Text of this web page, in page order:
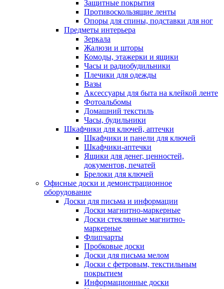
Защитные покрытия
Противоскользящие ленты
Опоры для спины, подставки для ног
Предметы интерьера
Зеркала
Жалюзи и шторы
Комоды, этажерки и ящики
Часы и радиобудильники
Плечики для одежды
Вазы
Аксессуары для быта на клейкой ленте
Фотоальбомы
Домашний текстиль
Часы, будильники
Шкафчики для ключей, аптечки
Шкафчики и панели для ключей
Шкафчики-аптечки
Ящики для денег, ценностей,
документов, печатей
Брелоки для ключей
Офисные доски и демонстрационное
оборудование
Доски для письма и информации
Доски магнитно-маркерные
Доски стеклянные магнитно-
маркерные
Флипчарты
Пробковые доски
Доски для письма мелом
Доски с фетровым, текстильным
покрытием
Информационные доски